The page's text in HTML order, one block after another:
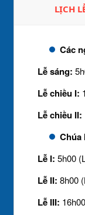
LỊCH
Các
Lễ sáng:
Lễ chiều I:
Lễ chiều II:
Chúa
Lễ I: 5h00
Lễ II: 8h00
Lễ III: